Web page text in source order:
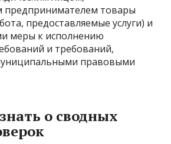
предпринимателем товары
предоставляемые услуги) и
меры к исполнению
и требований,
правовыми
о сводных